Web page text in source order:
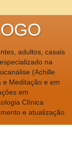
adultos, casais
na
(Achille
e Meditação e em
em
Clínica
e atualização.